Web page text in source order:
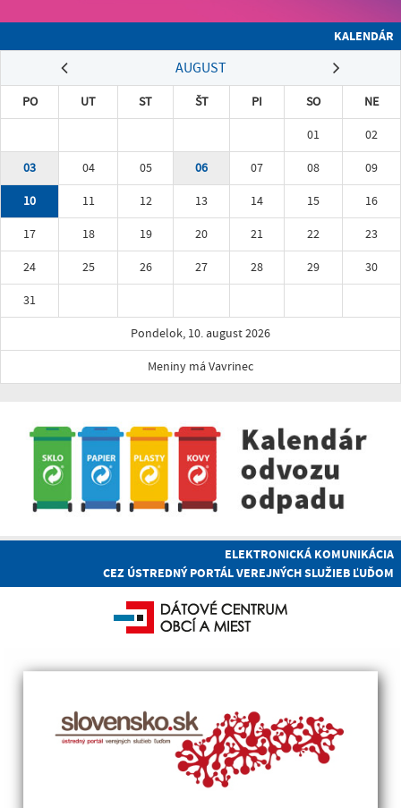
KALENDÁR
AUGUST
PO UT ST ŠT PI SO
NE
01
02
03
04 05 06 07 08
09
10
11 12 13 14 15
16
17
18 19 20 21 22
23
24
25 26 27 28 29
30
31
Pondelok, 10. august 2026
Meniny má Vavrinec
ELEKTRONICKÁ KOMUNIKÁCIA
CEZ ÚSTREDNÝ PORTÁL VEREJNÝCH SLUŽIEB ĽUĎOM